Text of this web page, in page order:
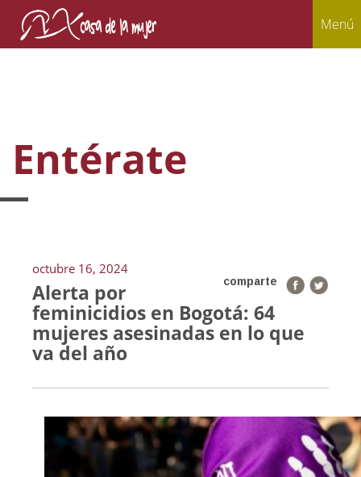
Menú
Entérate
octubre 16, 2024
comparte
Alerta por
feminicidios en Bogotá: 64
mujeres asesinadas en lo que
va del año